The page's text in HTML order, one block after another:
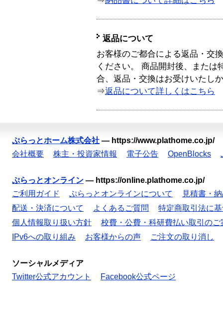
返品について
お客様のご都合による返品・交
ください。 商品開封後、または
合、返品・交換はお受けいたし
⇒返品について詳しくはこちら
ぷらっとホーム株式会社 — https://www.plathome.co.jp/
会社概要
株主・投資家情報 電子公告 OpenBlocks
ぷらっとオンライン — https://online.plathome.co.jp/
ご利用ガイド
ぷらっとオンラインについて
見積書・
配送・決済について
よくあるご質問
特定商取引法に
個人情報取り扱い方針
校費・公費・科研費払い取引のご
IPv6への取り組み
お客様からの声 ご注文の取り消し
ソーシャルメディア
Twitter公式アカウント
Facebook公式ページ